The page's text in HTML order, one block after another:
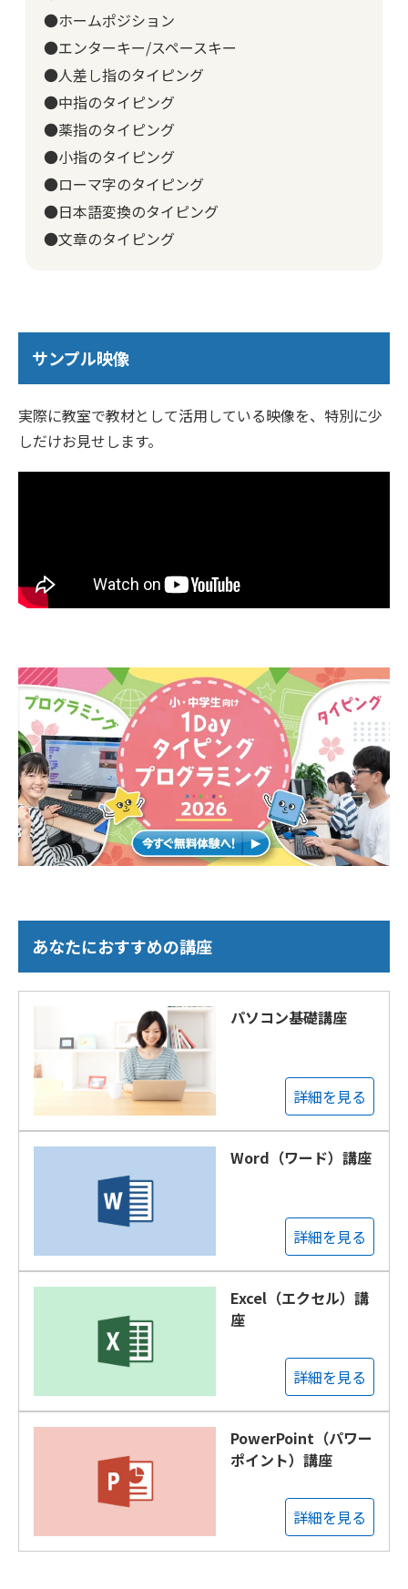
●ホームポジション
●エンターキー/スペースキー
●人差し指のタイピング
●中指のタイピング
●薬指のタイピング
●小指のタイピング
●ローマ字のタイピング
●日本語変換のタイピング
●文章のタイピング
サンプル映像
実際に教室で教材として活用している映像を、特別に少
しだけお見せします。
あなたにおすすめの講座
パソコン基礎講座
詳細を見る
Word（ワード）講座
詳細を見る
Excel（エクセル）講
座
詳細を見る
PowerPoint（パワー
ポイント）講座
詳細を見る